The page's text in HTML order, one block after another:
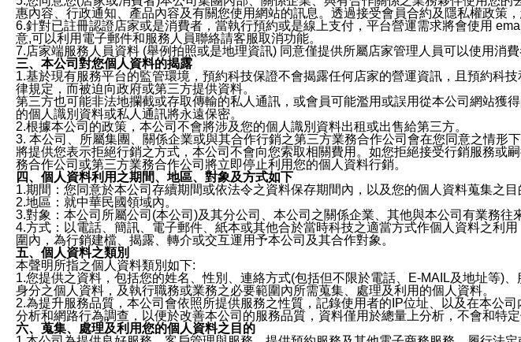
惠內容、行政通知、產品內容及有關您使用網站的訊息。透過接受會員合約及隱私權政策
6.針對已註冊認證店家或是消費者，當執行預約或是線上支付，平台營運需求將會使用
意,可以利用電子郵件和服務人員聯絡請客服取消功能。
7.店家端服務人員資料 (舉例拍照或是地理資訊) 同意僅提供所屬店家管理人員可以使用消
三、本公司對您個人資料的揭露
1.基於現有服務平台的監管環境，預約科技保證不會揭露任何店家的營運資訊，且預約科
律規定，而被迫向政府或第三方提供資料。
第三方也可能非法地攔截或存取傳輸的私人通訊，或會員可能濫用或誤用從本公司網站
的個人識別資料或私人通訊將永遠保密。
2.根據本公司的政策，本公司不會將涉及您的個人識別資料出租或出售給第三方。
3. 本公司、所屬集團、關係企業或與其合作行銷之第三方業務合作公司會在您同意之情形
將提供您表示拒絕行銷之方式，本公司不會向您索取相關費用。如您拒絕接受行銷服務
務合作公司或第三方業務合作公司將立即停止利用您的個人資料行銷。
四、個人資料利用之期間、地區、對象及方式如下
1.期間：您同意於本公司存續期間或依法令之資料保存期間內，以及您的個人資料蒐集之
2.地區：就中華民國領域內。
3.對象：本公司所屬公司(本公司)及其分公司、本公司之關係企業、其他與本公司有業務往
4.方式：以電話、簡訊、電子郵件、紙本或其他合於當時科技之適當方式作個人資料之利
圍內，為行銷建檔、揭露、轉介或交互運用予本公司及其合作對象。
五、個人資料之類別
本聲明所指之個人資料類別如下:
1.您提供之資料，包括您的姓名、性別、連絡方式(包括但不限於電話、E-MAIL及地址等)
身分之個人資料，及執行職務或業務之必要範圍內所需蒐集、處理及利用的個人資料。
2.為提升服務品質，本公司會依照所提供服務之性質，記錄使用者的IP位址、以及在本公
分析和網路行為調查，以便於改善本公司的服務品質，資料僅用於總量上分析，不會和特定
六、蒐集、處理及利用您的個人資料之目的